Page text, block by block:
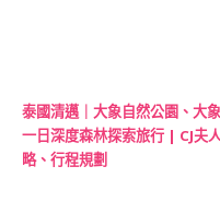
泰國清邁｜大象自然公園、
一日深度森林探索旅行 | CJ夫
略、行程規劃